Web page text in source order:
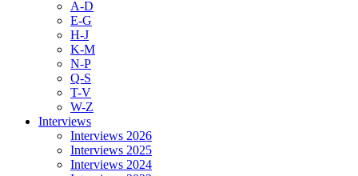
A-D
E-G
H-J
K-M
N-P
Q-S
T-V
W-Z
Interviews
Interviews 2026
Interviews 2025
Interviews 2024